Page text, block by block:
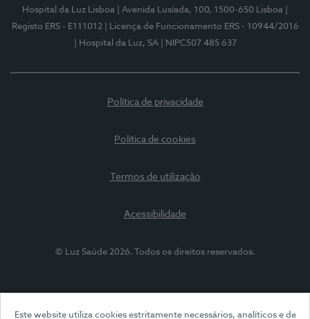
Este website utiliza cookies estritamente necessários, analíticos e de
Hospital da Luz Lisboa | Avenida Lusíada, 100, 1500-650 Lisboa
Registo ERS - E111012
| Licença de Funcionamento ERS - 10944/2016
| Hospital da Luz, SA
| NIPC507 485 637
Política de privacidade
Política de cookies
Termos de utilização
Acessibilidade
© Luz Saúde 2026. Todos os direitos reservados.